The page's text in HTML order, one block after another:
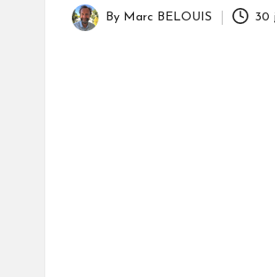
Posted
By Marc BELOUIS 30